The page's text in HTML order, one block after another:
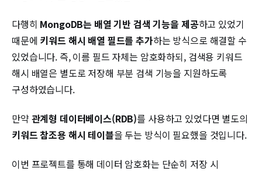
다행히 MongoDB는 배열 기반 검색 기능을 제공하고 있었기
때문에 키워드 해시 배열 필드를 추가하는 방식으로 해결할 수
있었습니다. 즉, 이름 필드 자체는 암호화하되, 검색용 키워드
해시 배열은 별도로 저장해 부분 검색 기능을 지원하도록
구성하였습니다.
만약 관계형 데이터베이스(RDB)를 사용하고 있었다면 별도의
키워드 참조용 해시 테이블을 두는 방식이 필요했을 것입니다.
이번 프로젝트를 통해 데이터 암호화는 단순히 저장 시